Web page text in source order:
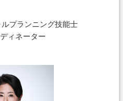
プランニング技能士
ィネーター